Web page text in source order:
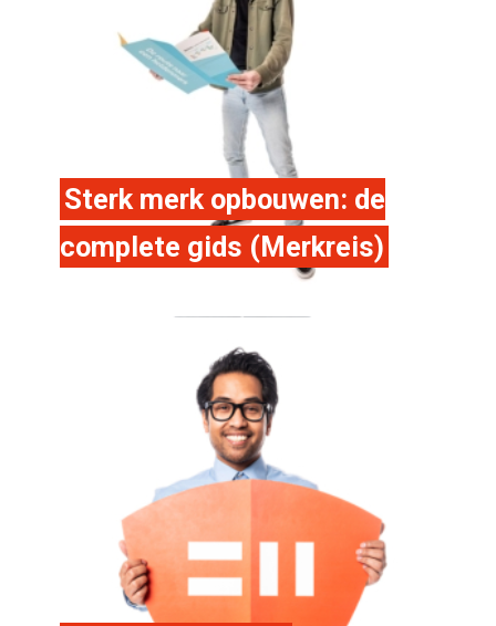
Sterk merk opbouwen: de
complete gids (Merkreis)